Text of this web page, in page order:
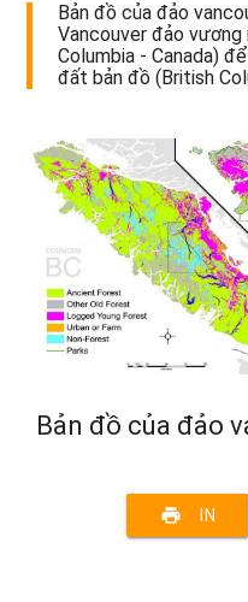
Bản đồ của đảo
Vancouver đảo
Columbia - Canada)
đất bản đồ (British
Bản đồ của đảo
print IN